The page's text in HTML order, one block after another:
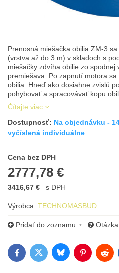
Prenosná miešačka obilia ZM-3
(vrstva až do 3 m) v skladoch s
miešačky zdvíha obilie zo spodnej
premiešava. Po zapnutí motora
obilia. Hneď ako dosiahne zvislú
pohybovať a spracovávať kopu
Čítajte viac
Dostupnosť: Na objednávku -
vyčíslená individuálne
Cena bez DPH
2777,78 €
Cena s DPH
3416,67 € s DPH
Výrobca: TECHNOMASBUD
Pridať do zoznamu
FacebookTwitterBlueskyPinterest